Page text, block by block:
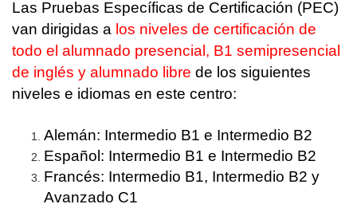
Las Pruebas Específicas de Certificación (PEC)
van dirigidas a los niveles de certificación de
todo el alumnado presencial, B1 semipresencial
de inglés y alumnado libre de los siguientes
niveles e idiomas en este centro:
Alemán: Intermedio B1 e Intermedio B2
Español: Intermedio B1 e Intermedio B2
Francés: Intermedio B1, Intermedio B2 y
Avanzado C1